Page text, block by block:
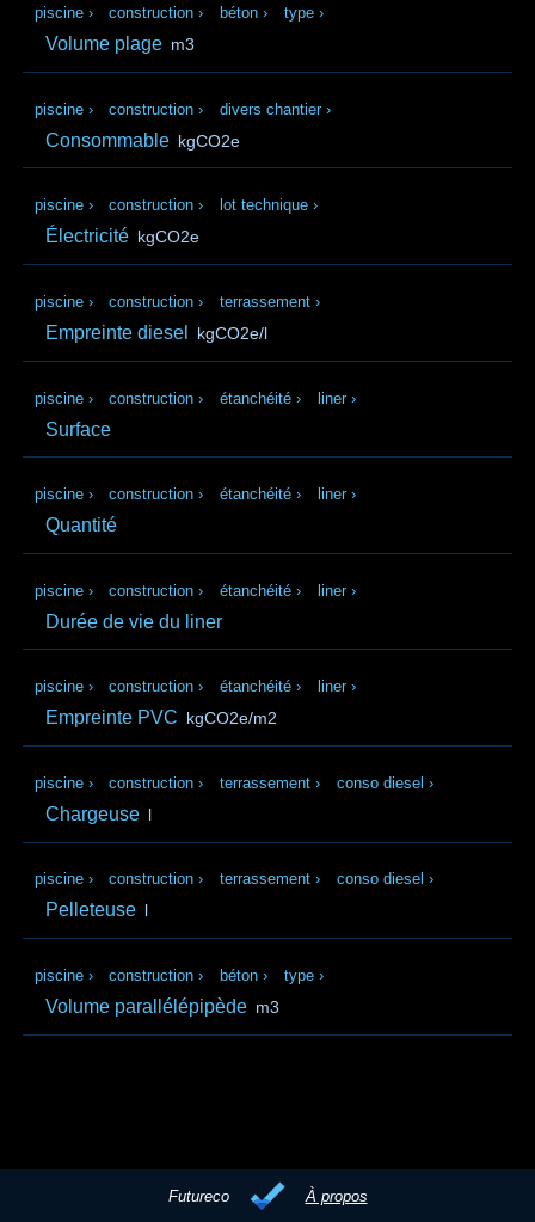
piscine › construction › béton › type ›
Volume plage m3
piscine › construction › divers chantier ›
Consommable kgCO2e
piscine › construction › lot technique ›
Électricité kgCO2e
piscine › construction › terrassement ›
Empreinte diesel kgCO2e/l
piscine › construction › étanchéité › liner ›
Surface
piscine › construction › étanchéité › liner ›
Quantité
piscine › construction › étanchéité › liner ›
Durée de vie du liner
piscine › construction › étanchéité › liner ›
Empreinte PVC kgCO2e/m2
piscine › construction › terrassement › conso diesel ›
Chargeuse l
piscine › construction › terrassement › conso diesel ›
Pelleteuse l
piscine › construction › béton › type ›
Volume parallélépipède m3
Futureco À propos